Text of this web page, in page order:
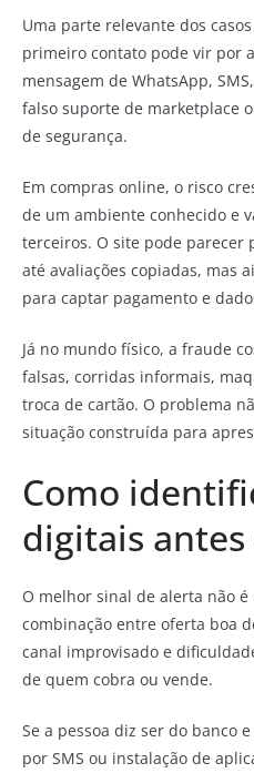
Uma parte relevante dos
primeiro contato pode vir por
mensagem de WhatsApp,
falso suporte de marketplace
de segurança.
Em compras online, o risco
de um ambiente conhecido e
terceiros. O site pode parecer
até avaliações copiadas, mas
para captar pagamento e
Já no mundo físico, a fraude
falsas, corridas informais,
troca de cartão. O problema
situação construída para
Como
digitais
O melhor sinal de alerta não
combinação entre oferta boa
canal improvisado e
de quem cobra ou vende.
Se a pessoa diz ser do banco
por SMS ou instalação de